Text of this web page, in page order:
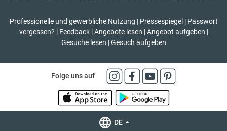
Professionelle und gewerbliche Nutzung | Pressespiegel | Passwort
vergessen? | Feedback | Angebote lesen | Angebot aufgeben |
Gesuche lesen | Gesuch aufgeben
Folge uns auf
DE